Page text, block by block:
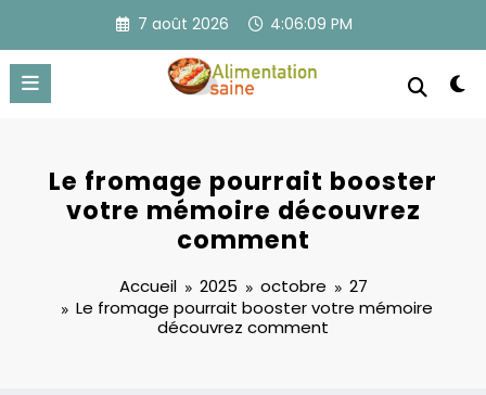
contenu
7 août 2026 4:06:10 PM
Le fromage pourrait booster
votre mémoire découvrez
comment
Accueil 2025 octobre
27
Le fromage pourrait booster votre mémoire
découvrez comment